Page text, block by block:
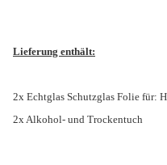
Lieferung enthält:
2x Echtglas Schutzglas Folie für:
2x Alkohol- und Trockentuch